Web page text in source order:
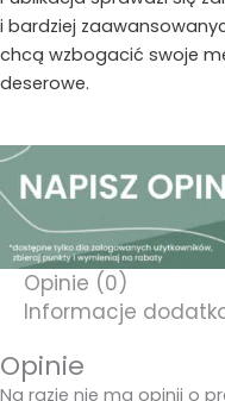
i bardziej
chcą wzbogacić swoje
deserowe.
Opinie (0)
Informacje
Opinie
Na razie nie ma opinii o